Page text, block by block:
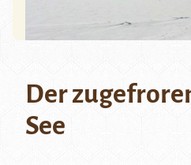
Der
See